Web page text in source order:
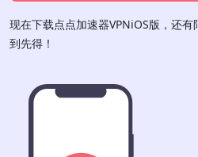
现在下载点点加速器VPNiOS版，还
到先得！